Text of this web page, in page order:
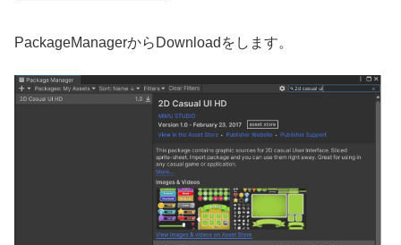
PackageManagerからDownloadをします。